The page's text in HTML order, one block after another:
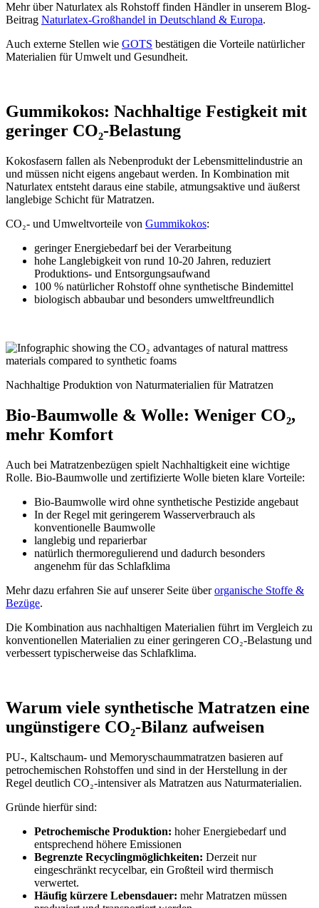
Mehr über Naturlatex als Rohstoff finden Händler in unserem Blog-
Beitrag Naturlatex-Großhandel in Deutschland & Europa.
Auch externe Stellen wie GOTS bestätigen die Vorteile natürlicher
Materialien für Umwelt und Gesundheit.
Gummikokos: Nachhaltige Festigkeit mit
geringer CO₂-Belastung
Kokosfasern fallen als Nebenprodukt der Lebensmittelindustrie an
und müssen nicht eigens angebaut werden. In Kombination mit
Naturlatex entsteht daraus eine stabile, atmungsaktive und äußerst
langlebige Schicht für Matratzen.
CO₂- und Umweltvorteile von Gummikokos:
geringer Energiebedarf bei der Verarbeitung
hohe Langlebigkeit von rund 10-20 Jahren, reduziert
Produktions- und Entsorgungsaufwand
100 % natürlicher Rohstoff ohne synthetische Bindemittel
biologisch abbaubar und besonders umweltfreundlich
Nachhaltige Produktion von Naturmaterialien für Matratzen
Bio-Baumwolle & Wolle: Weniger CO₂,
mehr Komfort
Auch bei Matratzenbezügen spielt Nachhaltigkeit eine wichtige
Rolle. Bio-Baumwolle und zertifizierte Wolle bieten klare Vorteile:
Bio-Baumwolle wird ohne synthetische Pestizide angebaut
In der Regel mit geringerem Wasserverbrauch als
konventionelle Baumwolle
langlebig und reparierbar
natürlich thermoregulierend und dadurch besonders
angenehm für das Schlafklima
Mehr dazu erfahren Sie auf unserer Seite überorganische Stoffe &
Bezüge.
Die Kombination aus nachhaltigen Materialien führt im Vergleich zu
konventionellen Materialien zu einer geringeren CO₂-Belastung und
verbessert typischerweise das Schlafklima.
Warum viele synthetische Matratzen eine
ungünstigere CO₂-Bilanz aufweisen
PU-, Kaltschaum- und Memoryschaummatratzen basieren auf
petrochemischen Rohstoffen und sind in der Herstellung in der
Regel deutlich CO₂-intensiver als Matratzen aus Naturmaterialien.
Gründe hierfür sind:
Petrochemische Produktion: hoher Energiebedarf und
entsprechend höhere Emissionen
Begrenzte Recyclingmöglichkeiten: Derzeit nur
eingeschränkt recycelbar, ein Großteil wird thermisch
verwertet.
Häufig kürzere Lebensdauer: mehr Matratzen müssen